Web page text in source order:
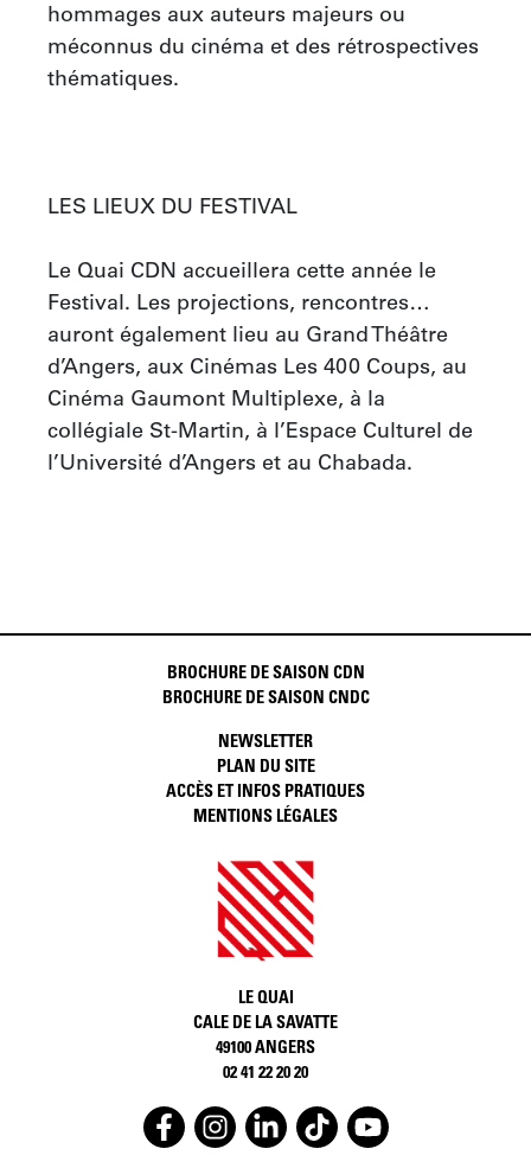
hommages aux auteurs majeurs ou
méconnus du cinéma et des rétrospectives
thématiques.
LES LIEUX DU FESTIVAL
Le Quai CDN accueillera cette année le
Festival. Les projections, rencontres…
auront également lieu au Grand Théâtre
d’Angers, aux Cinémas Les 400 Coups, au
Cinéma Gaumont Multiplexe, à la
collégiale St-Martin, à l’Espace Culturel de
l’Université d’Angers et au Chabada.
BROCHURE DE SAISON CDN
BROCHURE DE SAISON CNDC
NEWSLETTER
PLAN DU SITE
ACCÈS ET INFOS PRATIQUES
MENTIONS LÉGALES
LE QUAI
CALE DE LA SAVATTE
49100 ANGERS
02 41 22 20 20